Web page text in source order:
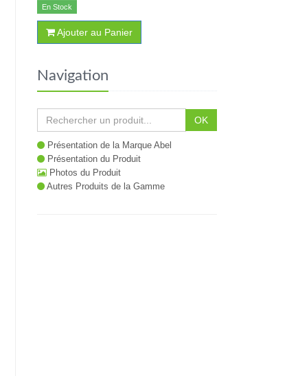
En Stock
Ajouter au Panier
Navigation
OK
Présentation de la Marque Abel
Présentation du Produit
Photos du Produit
Autres Produits de la Gamme